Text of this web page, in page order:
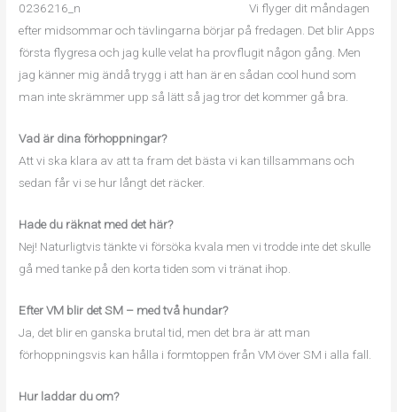
Vi flyger dit måndagen
efter midsommar och tävlingarna börjar på fredagen. Det blir Apps
första flygresa och jag kulle velat ha provflugit någon gång. Men
jag känner mig ändå trygg i att han är en sådan cool hund som
man inte skrämmer upp så lätt så jag tror det kommer gå bra.
Vad är dina förhoppningar?
Att vi ska klara av att ta fram det bästa vi kan tillsammans och
sedan får vi se hur långt det räcker.
Hade du räknat med det här?
Nej! Naturligtvis tänkte vi försöka kvala men vi trodde inte det skulle
gå med tanke på den korta tiden som vi tränat ihop.
Efter VM blir det SM – med två hundar?
Ja, det blir en ganska brutal tid, men det bra är att man
förhoppningsvis kan hålla i formtoppen från VM över SM i alla fall.
Hur laddar du om?